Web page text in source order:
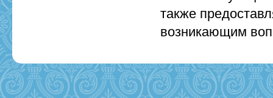
также
возникающим